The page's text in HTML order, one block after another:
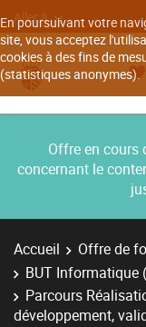
En poursuivant votre
site, vous acceptez
cookies à des fins de
(statistiques anonymes).
Aller à
Offre en
concernant le
Accueil Offre de
BUT Informatique
Parcours
développement,